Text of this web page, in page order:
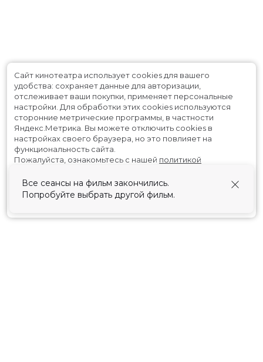
Все сеансы на фильм закончились.
Попробуйте выбрать другой фильм.
Сайт кинотеатра использует cookies для вашего
удобства: сохраняет данные для авторизации,
отслеживает ваши покупки, применяет персональные
настройки. Для обработки этих cookies используются
сторонние метрические программы, в частности
Яндекс.Метрика. Вы можете отключить cookies в
настройках своего браузера, но это повлияет на
функциональность сайта.
Пожалуйста, ознакомьтесь с нашей политикой
Принять